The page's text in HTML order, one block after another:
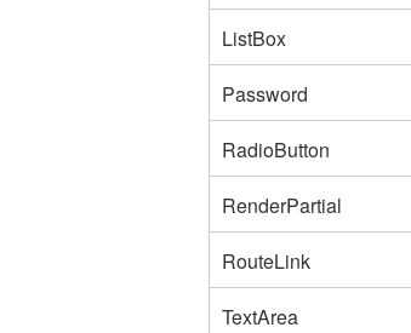
ListBox
Password
RadioButton
RenderPartial
RouteLink
TextArea